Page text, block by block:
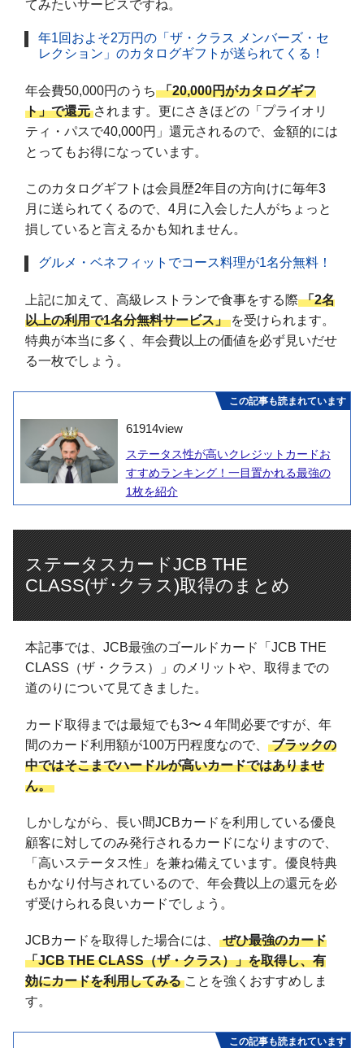
てみたいサービスですね。
年1回およそ2万円の「ザ・クラス メンバーズ・セ
レクション」のカタログギフトが送られてくる！
年会費50,000円のうち 「20,000円がカタログギフ
ト」で還元 されます。更にさきほどの「プライオリ
ティ・パスで40,000円」還元されるので、金額的には
とってもお得になっています。
このカタログギフトは会員歴2年目の方向けに毎年3
月に送られてくるので、4月に入会した人がちょっと
損していると言えるかも知れません。
グルメ・ベネフィットでコース料理が1名分無料！
上記に加えて、高級レストランで食事をする際 「2名
以上の利用で1名分無料サービス」 を受けられます。
特典が本当に多く、年会費以上の価値を必ず見いだせ
る一枚でしょう。
この記事も読まれています
61914view
ステータス性が高いクレジットカードお
すすめランキング！一目置かれる最強の
1枚を紹介
ステータスカードJCB THE
CLASS(ザ･クラス)取得のまとめ
本記事では、JCB最強のゴールドカード「JCB THE
CLASS（ザ・クラス）」のメリットや、取得までの
道のりについて見てきました。
カード取得までは最短でも3〜４年間必要ですが、年
間のカード利用額が100万円程度なので、 ブラックの
中ではそこまでハードルが高いカードではありませ
ん。
しかしながら、長い間JCBカードを利用している優良
顧客に対してのみ発行されるカードになりますので、
「高いステータス性」を兼ね備えています。優良特典
もかなり付与されているので、年会費以上の還元を必
ず受けられる良いカードでしょう。
JCBカードを取得した場合には、 ぜひ最強のカード
「JCB THE CLASS（ザ・クラス）」を取得し、有
効にカードを利用してみる ことを強くおすすめしま
す。
この記事も読まれています